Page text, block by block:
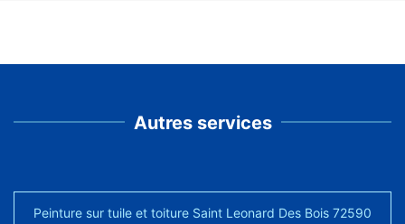
Autres services
Peinture sur tuile et toiture Saint Leonard Des Bois 72590